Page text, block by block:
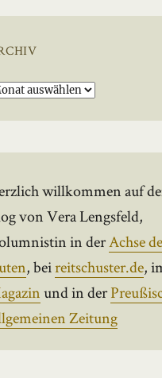
willkommen auf
von Vera Lengsfeld,
in derAchse
, beireitschuster.de,
und in der
Zeitung